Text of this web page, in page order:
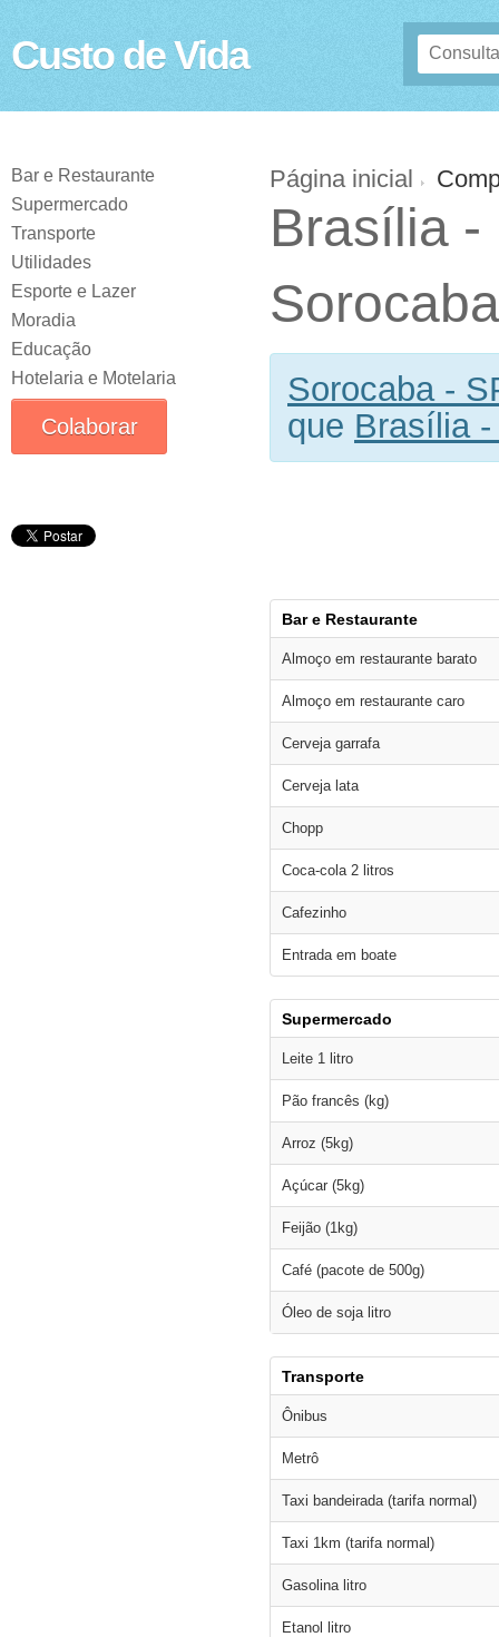
Custo de Vida
Bar e Restaurante
Supermercado
Transporte
Utilidades
Esporte e Lazer
Moradia
Educação
Hotelaria e Motelaria
Colaborar
Página inicial
Brasília -
Sorocaba -
que Brasília -
Bar e Restaurante
Almoço em restaurante barato
Almoço em restaurante caro
Cerveja garrafa
Cerveja lata
Chopp
Coca-cola 2 litros
Cafezinho
Entrada em boate
Supermercado
Leite 1 litro
Pão francês (kg)
Arroz (5kg)
Açúcar (5kg)
Feijão (1kg)
Café (pacote de 500g)
Óleo de soja litro
Transporte
Ônibus
Metrô
Taxi bandeirada (tarifa normal)
Taxi 1km (tarifa normal)
Gasolina litro
Etanol litro